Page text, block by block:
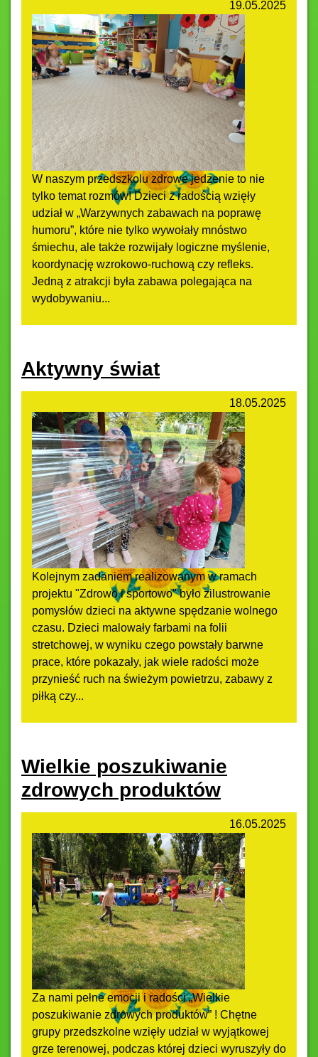
19.05.2025
W naszym przedszkolu zdrowe jedzenie to nie
tylko temat rozmów! Dzieci z radością wzięły
udział w „Warzywnych zabawach na poprawę
humoru”, które nie tylko wywołały mnóstwo
śmiechu, ale także rozwijały logiczne myślenie,
koordynację wzrokowo-ruchową czy refleks.
Jedną z atrakcji była zabawa polegająca na
wydobywaniu...
Aktywny świat
18.05.2025
Kolejnym zadaniem realizowanym w ramach
projektu "Zdrowo i sportowo" było zilustrowanie
pomysłów dzieci na aktywne spędzanie wolnego
czasu. Dzieci malowały farbami na folii
stretchowej, w wyniku czego powstały barwne
prace, które pokazały, jak wiele radości może
przynieść ruch na świeżym powietrzu, zabawy z
piłką czy...
Wielkie poszukiwanie
zdrowych produktów
16.05.2025
Za nami pełne emocji i radości „Wielkie
poszukiwanie zdrowych produktów” ! Chętne
grupy przedszkolne wzięły udział w wyjątkowej
grze terenowej, podczas której dzieci wyruszyły do